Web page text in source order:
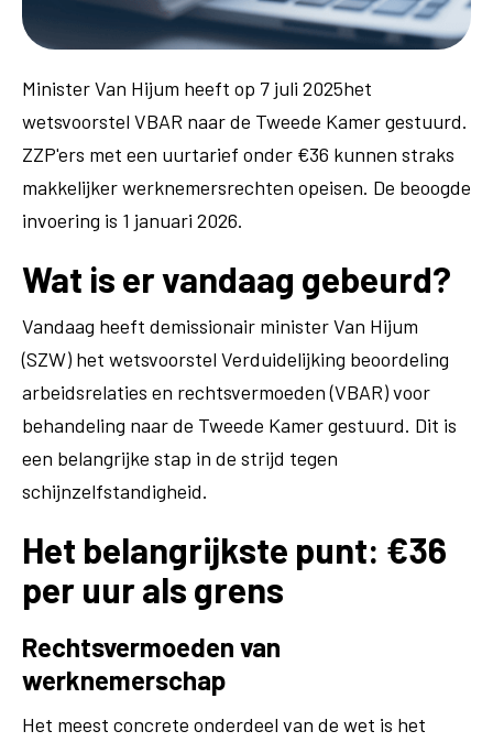
Minister Van Hijum heeft op 7 juli 2025het
wetsvoorstel VBAR naar de Tweede Kamer gestuurd.
ZZP'ers met een uurtarief onder €36 kunnen straks
makkelijker werknemersrechten opeisen. De beoogde
invoering is 1 januari 2026.
Wat is er vandaag gebeurd?
Vandaag heeft demissionair minister Van Hijum
(SZW) het wetsvoorstel Verduidelijking beoordeling
arbeidsrelaties en rechtsvermoeden (VBAR) voor
behandeling naar de Tweede Kamer gestuurd. Dit is
een belangrijke stap in de strijd tegen
schijnzelfstandigheid.
Het belangrijkste punt: €36
per uur als grens
Rechtsvermoeden van
werknemerschap
Het meest concrete onderdeel van de wet is het